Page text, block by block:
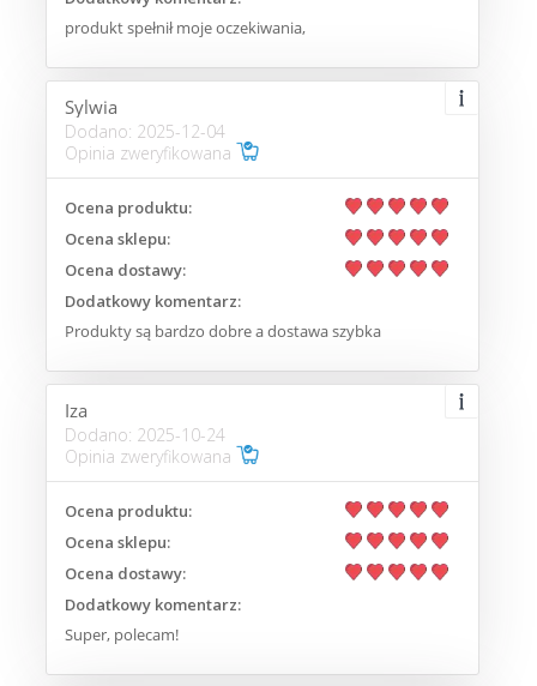
produkt spełnił moje oczekiwania,
Sylwia
Dodano: 2025-12-04
Opinia zweryfikowana
Ocena produktu:
Ocena sklepu:
Ocena dostawy:
Dodatkowy komentarz:
Produkty są bardzo dobre a dostawa szybka
Iza
Dodano: 2025-10-24
Opinia zweryfikowana
Ocena produktu:
Ocena sklepu:
Ocena dostawy:
Dodatkowy komentarz:
Super, polecam!